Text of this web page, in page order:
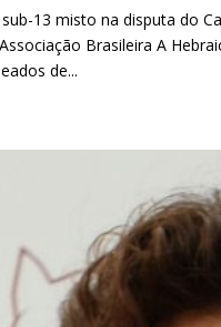
13 misto na disputa do
Brasileira A
de...